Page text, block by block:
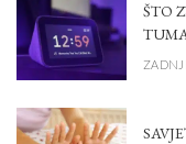
ŠTO